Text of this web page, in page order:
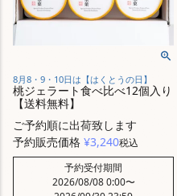
8月8・9・10日は【はくとうの日】
桃ジェラート食べ比べ12個入り
【送料無料】
ご予約順に出荷致します
予約販売価格 ¥3,240税込
予約受付期間
2026/08/08 0:00〜